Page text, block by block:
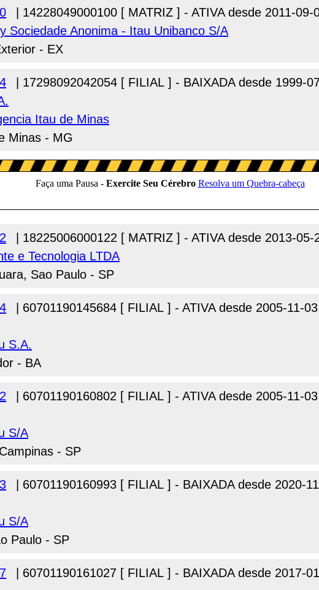
| 14228049000100 [ MATRIZ ] - ATIVA desde 2011-09-
Sociedade Anonima - Itau Unibanco S/A
- EX
| 17298092042054 [ FILIAL ] - BAIXADA desde 1999-
Itau de Minas
Minas - MG
| 18225006000122 [ MATRIZ ] - ATIVA desde 2013-05-
e Tecnologia LTDA
Sao Paulo - SP
| 60701190145684 [ FILIAL ] - ATIVA desde 2005-11-03
S.A.
- BA
| 60701190160802 [ FILIAL ] - ATIVA desde 2005-11-03
S/A
- SP
| 60701190160993 [ FILIAL ] - BAIXADA desde 2020-
S/A
Paulo - SP
| 60701190161027 [ FILIAL ] - BAIXADA desde 2017-